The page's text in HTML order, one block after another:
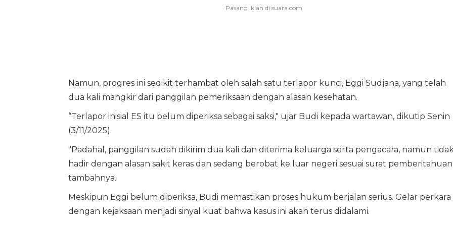
Namun, progres ini sedikit terhambat oleh salah satu terlapor kunci, Eggi Sudjana, yang telah
dua kali mangkir dari panggilan pemeriksaan dengan alasan kesehatan.
“Terlapor inisial ES itu belum diperiksa sebagai saksi," ujar Budi kepada wartawan, dikutip Senin
(3/11/2025).
"Padahal, panggilan sudah dikirim dua kali dan diterima keluarga serta pengacara, namun
hadir dengan alasan sakit keras dan sedang berobat ke luar negeri sesuai surat
tambahnya.
Meskipun Eggi belum diperiksa, Budi memastikan proses hukum berjalan serius. Gelar perkara
dengan kejaksaan menjadi sinyal kuat bahwa kasus ini akan terus didalami.